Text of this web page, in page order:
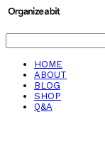
HOME
ABOUT
BLOG
SHOP
Q&A